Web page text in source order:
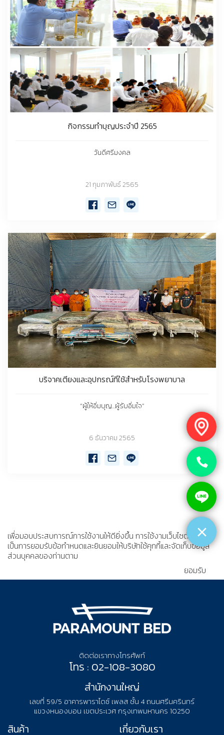
กิจกรรมทำบุญประจำปี 2565
วันดีศรีมงคล
21 กุมภาพันธ์ 2565
บริจาคเตียงและอุปกรณ์ที่ใช้สำหรับโรงพยาบาล
“ผู้ให้อิ่มบุญ...ผู้รับอิ่มใจ”
6 ธันวาคม 2565
เพื่อมอบประสบการณ์การใช้งานให้ดียิ่งขึ้น การใช้งามเว็บไซต์นี้
เป็นการยอมรับข้อกำหนดและยินยอมให้บริษัทใช้คุกกี้และจัดเก็บข้อมูล
ส่วนบุคคลของท่านตาม
ยอมรับ
ติดต่อเราทางโทรศัพท์
โทร : 02-108-3080
สำนักงานใหญ่
เลขที่ 59/5 อาคารพาราไดซ์ เพลส ชั้น 4 ถนนศรีนครินทร์
แขวงหนองบอน เขตประเวศ กรุงเทพมหานคร 10250
สินค้า เกี่ยวกับเรา